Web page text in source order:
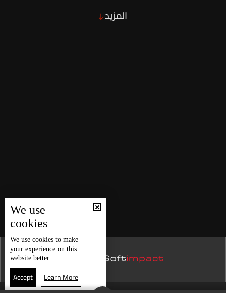
المزيد
We use
cookies
We use cookies to make
your experience on this
website better.
Accept Learn More